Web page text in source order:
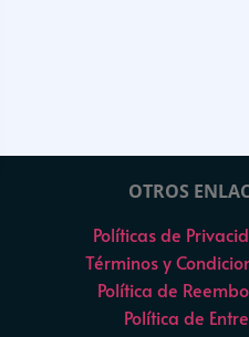
OTROS
Políticas de
Términos y
Política de
Política de